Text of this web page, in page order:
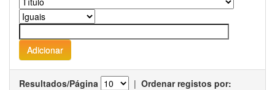
Resultados/Página | Ordenar registos por: